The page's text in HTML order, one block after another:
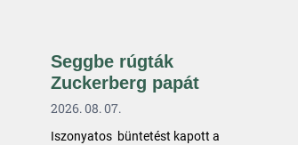
Seggbe rúgták
Zuckerberg papát
2026. 08. 07.
Iszonyatos büntetést kapott a